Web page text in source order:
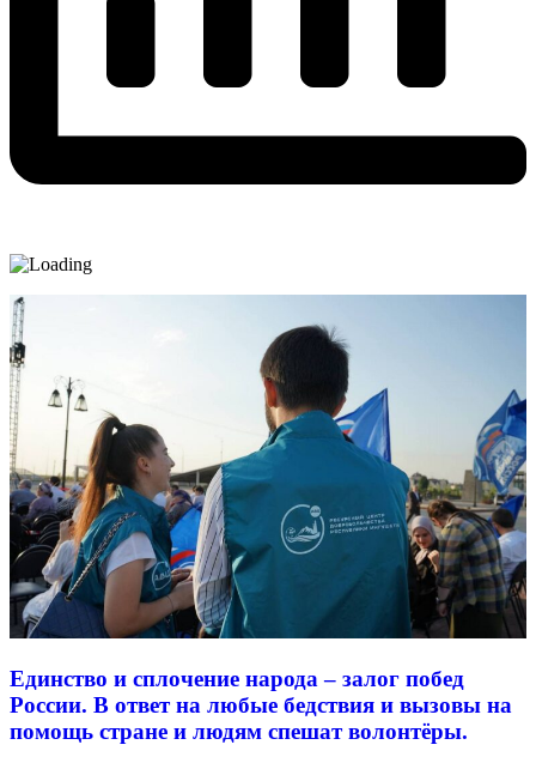
Единство и сплочение народа – залог побед
России. В ответ на любые бедствия и вызовы на
помощь стране и людям спешат волонтёры.